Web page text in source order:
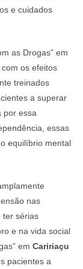
e cuidados
as Drogas” em
com os efeitos
treinados
a superar
por essa
essas
equilíbrio mental
nas
ter sérias
e na vida social
em Caririaçu
pacientes a